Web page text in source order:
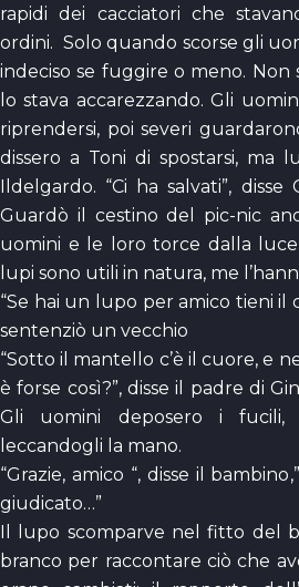
rapidi dei cacciatori che
ordini. Solo quando scorse gli
indeciso se fuggire o meno. Non
lo stava accarezzando. Gli
riprendersi, poi severi
dissero a Toni di spostarsi, ma
Ildelgardo. “Ci ha salvati”, disse
Guardò il cestino del pic-nic
uomini e le loro torce dalla luce
lupi sono utili in natura, me
“Se hai un lupo per amico tieni il
sentenziò un vecchio
“Sotto il mantello c’è il cuore, e
è forse così?”, disse il padre di
Gli uomini deposero i
leccandogli la mano.
“Grazie, amico “, disse il
giudicato…”
Il lupo scomparve nel fitto del
branco per raccontare ciò che